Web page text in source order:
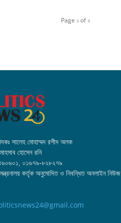
Page ১ of ২
সালেহ মোহাম্মদ রশীদ অলক
হোসেন রনি
৪৬০৬০১, ০১৬৭৯-৮২৮২৭৯
কর্তৃক অনুমোদিত ও নিবন্ধিত অনলাইন